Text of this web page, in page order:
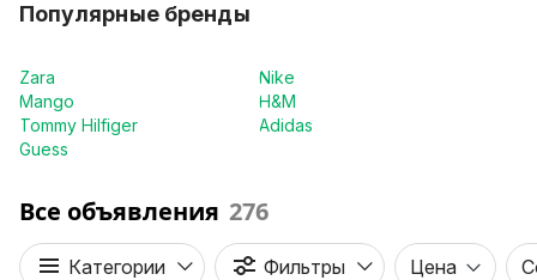
Популярные бренды
Zara
Nike
Mango
H&M
Tommy Hilfiger
Adidas
Guess
Все объявления 276
Категории Фильтры Цена